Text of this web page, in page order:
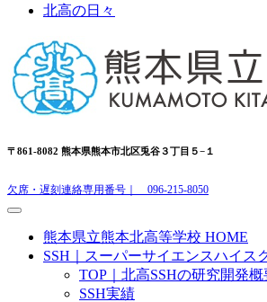
北高の日々
〒861-8082 熊本県熊本市北区兎谷３丁目５−１
欠席・遅刻連絡専用番号｜ 096-215-8050
熊本県立熊本北高等学校 HOME
SSH｜スーパーサイエンスハイス
TOP｜北高SSHの研究開発概
SSH実績